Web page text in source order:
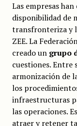
Las empresas
disponibilidad de
transfronteriza y
ZEE. La
creado un grupo
cuestiones. Entre
armonización de
los
infraestructuras
las operaciones.
atraer y retener